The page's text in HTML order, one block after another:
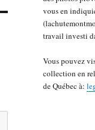
vous en
travail investi
Vous pouvez
collection en
de Québec à: